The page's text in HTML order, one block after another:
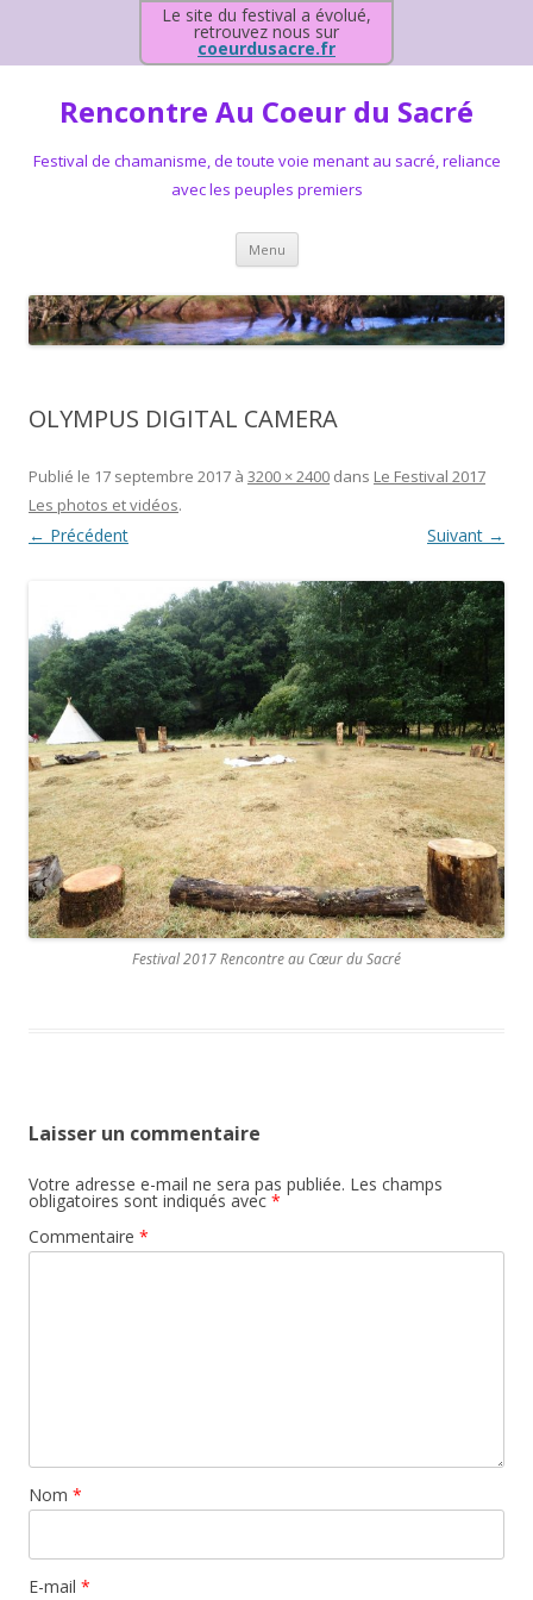
Le site du festival a évolué,
retrouvez nous sur
coeurdusacre.fr
Rencontre Au Coeur du Sacré
Festival de chamanisme, de toute voie menant au sacré, reliance
avec les peuples premiers
Menu Aller au contenu principal
OLYMPUS DIGITAL CAMERA
Publié le 17 septembre 2017 à 3200 × 2400 dans Le Festival 2017
Les photos et vidéos.
← Précédent Suivant →
Festival 2017 Rencontre au Cœur du Sacré
Laisser un commentaire
Votre adresse e-mail ne sera pas publiée. Les champs
obligatoires sont indiqués avec *
Commentaire *
Nom *
E-mail *